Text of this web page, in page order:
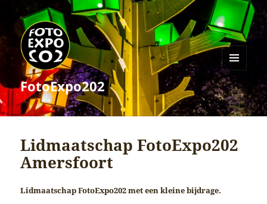
FotoExpo202
MENU
EN
WIDGETS
Lidmaatschap FotoExpo202
Amersfoort
Lidmaatschap FotoExpo202 met een kleine bijdrage.